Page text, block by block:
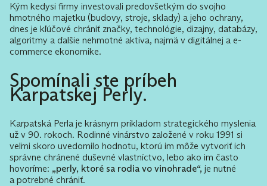
Kým kedysi firmy investovali predovšetkým do svojho
hmotného majetku (budovy, stroje, sklady) a jeho ochrany,
dnes je kľúčové chrániť značky, technológie, dizajny, databázy,
algoritmy a ďalšie nehmotné aktíva, najmä v digitálnej a e-
commerce ekonomike.
Spomínali ste príbeh
Karpatskej Perly.
Karpatská Perla je krásnym príkladom strategického myslenia
už v 90. rokoch. Rodinné vinárstvo založené v roku 1991 si
veľmi skoro uvedomilo hodnotu, ktorú im môže vytvoriť ich
správne chránené duševné vlastníctvo, lebo ako im často
hovoríme: „perly, ktoré sa rodia vo vinohrade“, je nutné
a potrebné chrániť.